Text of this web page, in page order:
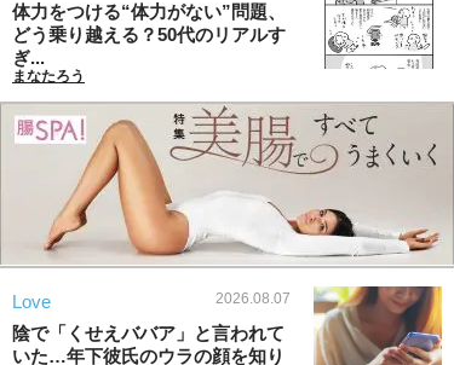
体力をつける“体力がない”問題、
どう乗り越える？50代のリアルす
ぎ...
まなたろう
Love 2026.08.07
陰で「くせえババア」と言われて
いた…年下彼氏のウラの顔を知り